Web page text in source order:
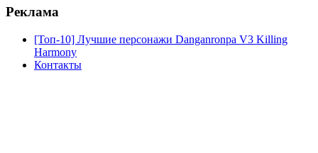
Реклама
[Топ-10] Лучшие персонажи Danganronpa V3 Killing
Harmony
Контакты